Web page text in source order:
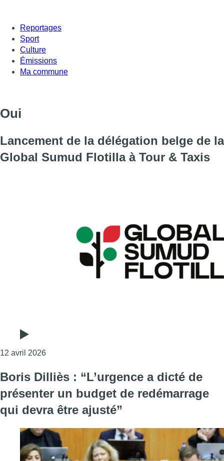
Reportages
Sport
Culture
Émissions
Ma commune
Oui
Lancement de la délégation belge de la
Global Sumud Flotilla à Tour & Taxis
12 avril 2026Consulter l'article "Lancement de la délégation
Boris Dilliès : “L’urgence a dicté de
présenter un budget de redémarrage
qui devra être ajusté”